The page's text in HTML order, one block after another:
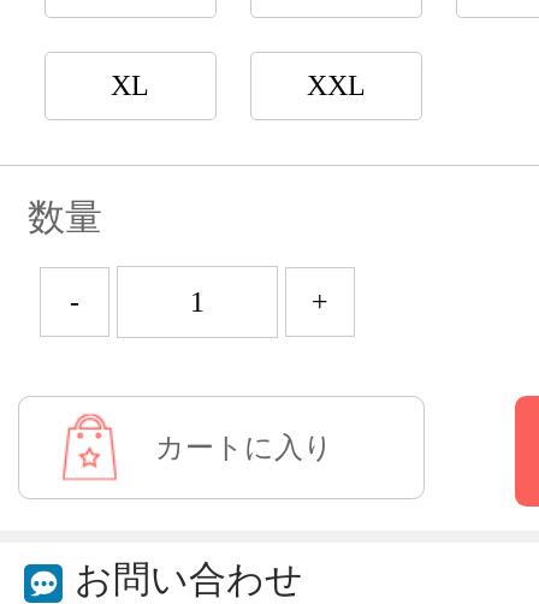
XL XXL
数量
- +
お問い合わせ